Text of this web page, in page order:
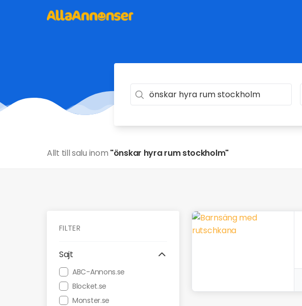
Allt till salu inom "önskar hyra rum stockholm"
FILTER
Sajt
ABC-Annons.se
Blocket.se
Monster.se